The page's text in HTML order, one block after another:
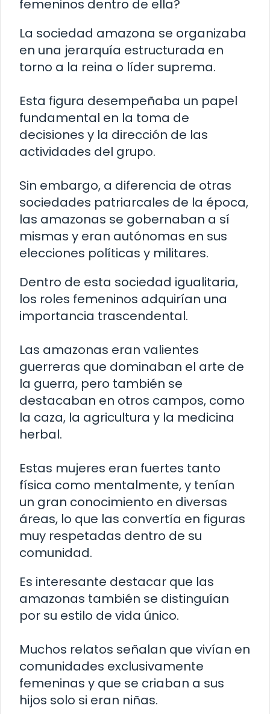
femeninos dentro de ella?
La sociedad amazona se organizaba
en una jerarquía estructurada en
torno a la reina o líder suprema.
Esta figura desempeñaba un papel
fundamental en la toma de
decisiones y la dirección de las
actividades del grupo.
Sin embargo, a diferencia de otras
sociedades patriarcales de la época,
las amazonas se gobernaban a sí
mismas y eran autónomas en sus
elecciones políticas y militares.
Dentro de esta sociedad igualitaria,
los roles femeninos adquirían una
importancia trascendental.
Las amazonas eran valientes
guerreras que dominaban el arte de
la guerra, pero también se
destacaban en otros campos, como
la caza, la agricultura y la medicina
herbal.
Estas mujeres eran fuertes tanto
física como mentalmente, y tenían
un gran conocimiento en diversas
áreas, lo que las convertía en figuras
muy respetadas dentro de su
comunidad.
Es interesante destacar que las
amazonas también se distinguían
por su estilo de vida único.
Muchos relatos señalan que vivían en
comunidades exclusivamente
femeninas y que se criaban a sus
hijos solo si eran niñas.